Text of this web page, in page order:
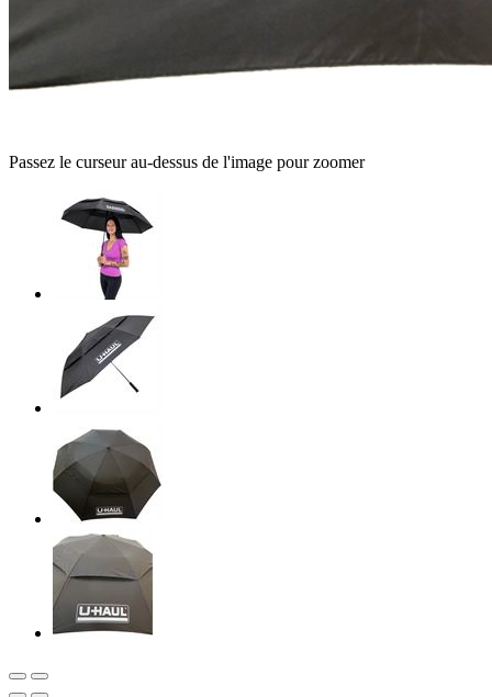
Passez le curseur au-dessus de l'image pour zoomer